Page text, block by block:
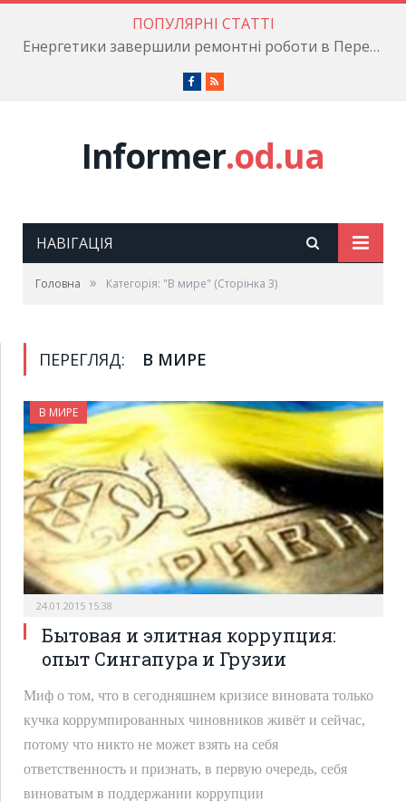
ПОПУЛЯРНІ СТАТТІ
Енергетики завершили ремонтні роботи в Пересипському районі
Facebook
RSS
Informer.od.ua
НАВІГАЦІЯ
Головна » Категорія: "В мире" (Сторінка 3)
ПЕРЕГЛЯД: В МИРЕ
В МИРЕ
24.01.2015 15:38
Бытовая и элитная коррупция:
опыт Сингапура и Грузии
Миф о том, что в сегодняшнем кризисе виновата только
кучка коррумпированных чиновников живёт и сейчас,
потому что никто не может взять на себя
ответственность и признать, в первую очередь, себя
виноватым в поддержании коррупции